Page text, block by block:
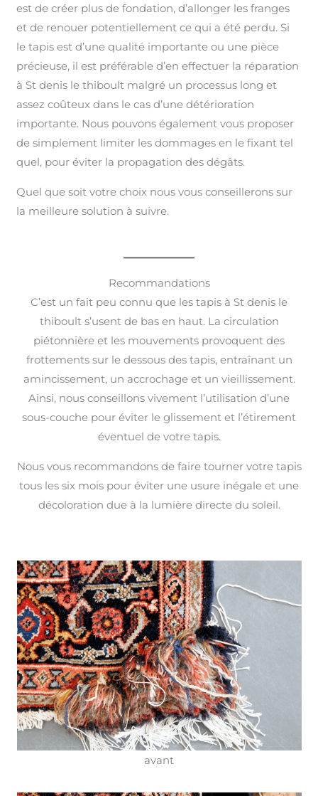
est de créer plus de fondation, d’allonger les franges
et de renouer potentiellement ce qui a été perdu. Si
le tapis est d’une qualité importante ou une pièce
précieuse, il est préférable d’en effectuer la réparation
à St denis le thiboult malgré un processus long et
assez coûteux dans le cas d’une détérioration
importante. Nous pouvons également vous proposer
de simplement limiter les dommages en le fixant tel
quel, pour éviter la propagation des dégâts.
Quel que soit votre choix nous vous conseillerons sur
la meilleure solution à suivre.
Recommandations
C’est un fait peu connu que les tapis à St denis le
thiboult s’usent de bas en haut. La circulation
piétonnière et les mouvements provoquent des
frottements sur le dessous des tapis, entraînant un
amincissement, un accrochage et un vieillissement.
Ainsi, nous conseillons vivement l’utilisation d’une
sous-couche pour éviter le glissement et l’étirement
éventuel de votre tapis.
Nous vous recommandons de faire tourner votre tapis
tous les six mois pour éviter une usure inégale et une
décoloration due à la lumière directe du soleil.
avant